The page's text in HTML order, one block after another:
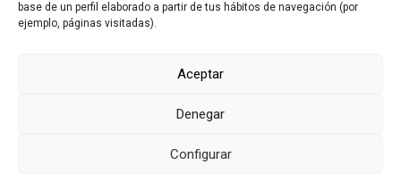
base de un perfil elaborado a partir de tus hábitos de navegación (por
ejemplo, páginas visitadas).
Aceptar
Denegar
Configurar
La Premaña s/n, 33174, Oviedo, España